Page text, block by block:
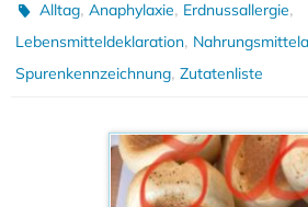
Alltag,Anaphylaxie, Erdnussallergie,
Lebensmitteldeklaration,
Spurenkennzeichnung, Zutatenliste